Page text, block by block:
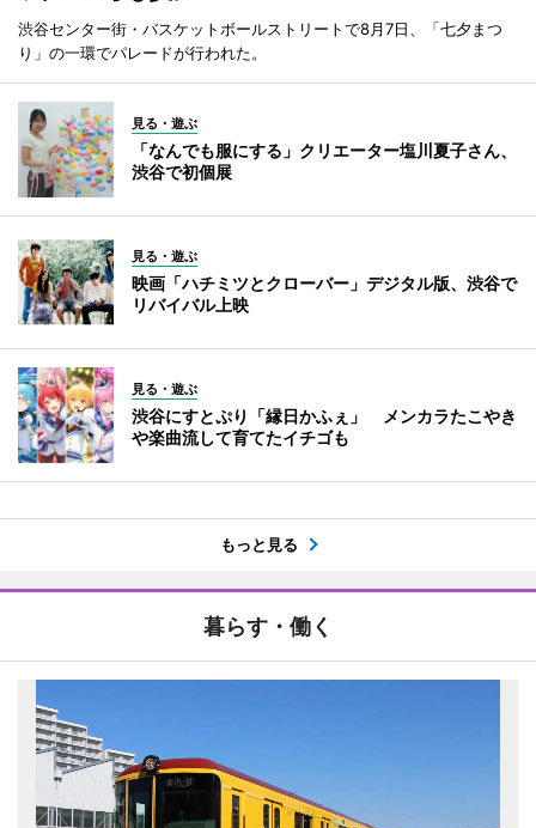
渋谷センター街・バスケットボールストリートで8月7日、「七夕まつ
り」の一環でパレードが行われた。
見る・遊ぶ
「なんでも服にする」クリエーター塩川夏子さん、
渋谷で初個展
見る・遊ぶ
映画「ハチミツとクローバー」デジタル版、渋谷で
リバイバル上映
見る・遊ぶ
渋谷にすとぷり「縁日かふぇ」 メンカラたこやき
や楽曲流して育てたイチゴも
もっと見る
暮らす・働く